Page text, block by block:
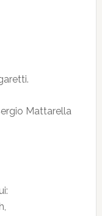
Mattarella